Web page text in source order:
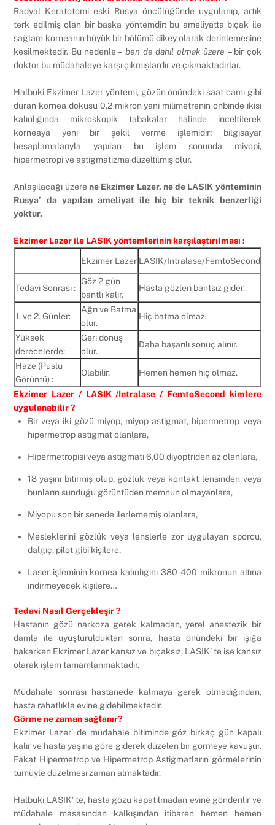
Radyal Keratotomi eski Rusya öncülüğünde uygulanıp, artık
terk edilmiş olan bir başka yöntemdir: bu ameliyatta bıçak ile
sağlam korneanın büyük bir bölümü dikey olarak derinlemesine
kesilmektedir. Bu nedenle –ben de dahil olmak üzere – bir çok
doktor bu müdahaleye karşı çıkmışlardır ve çıkmaktadırlar.
Halbuki Ekzimer Lazer yöntemi, gözün önündeki saat camı gibi
duran kornea dokusu 0,2 mikron yani milimetrenin onbinde ikisi
kalınlığında mikroskopik tabakalar halinde inceltilerek
korneaya yeni bir şekil verme işlemidir; bilgisayar
hesaplamalarıyla yapılan bu işlem sonunda miyopi,
hipermetropi ve astigmatizma düzeltilmiş olur.
Anlaşılacağı üzere ne Ekzimer Lazer, ne de LASIK yönteminin
Rusya’ da yapılan ameliyat ile hiç bir teknik benzerliği
yoktur.
Ekzimer Lazer ile LASIK yöntemlerinin karşılaştırılması :
Ekzimer Lazer LASIK/Intralase/FemtoSecond
Tedavi Sonrası :
Göz 2 gün
bantlı kalır.
Hasta gözleri bantsız gider.
1. ve 2. Günler:
Ağrı ve Batma
olur.
Hiç batma olmaz.
Yüksek
derecelerde:
Geri dönüş
olur.
Daha başarılı sonuç alınır.
Haze (Puslu
Görüntü) :
Olabilir. Hemen hemen hiç olmaz.
Ekzimer Lazer / LASIK /Intralase / FemtoSecond kimlere
uygulanabilir ?
Bir veya iki gözü miyop, miyop astigmat, hipermetrop veya
hipermetrop astigmat olanlara,
Hipermetropisi veya astigmatı 6,00 diyoptriden az olanlara,
18 yaşını bitirmiş olup, gözlük veya kontakt lensinden veya
bunların sunduğu görüntüden memnun olmayanlara,
Miyopu son bir senede ilerlememiş olanlara,
Mesleklerini gözlük veya lenslerle zor uygulayan sporcu,
dalgıç, pilot gibi kişilere,
Laser işleminin kornea kalınlığını 380-400 mikronun altına
indirmeyecek kişilere…
Tedavi Nasıl Gerçekleşir ?
Hastanın gözü narkoza gerek kalmadan, yerel anestezik bir
damla ile uyuşturulduktan sonra, hasta önündeki bir ışığa
bakarken Ekzimer Lazer kansız ve bıçaksız, LASIK’ te ise kansız
olarak işlem tamamlanmaktadır.
Müdahale sonrası hastanede kalmaya gerek olmadığından,
hasta rahatlıkla evine gidebilmektedir.
Görme ne zaman sağlanır?
Ekzimer Lazer’ de müdahale bitiminde göz birkaç gün kapalı
kalır ve hasta yaşına göre giderek düzelen bir görmeye kavuşur.
Fakat Hipermetrop ve Hipermetrop Astigmatların görmelerinin
tümüyle düzelmesi zaman almaktadır.
Halbuki LASIK’ te, hasta gözü kapatılmadan evine gönderilir ve
müdahale masasından kalkışından itibaren hemen hemen